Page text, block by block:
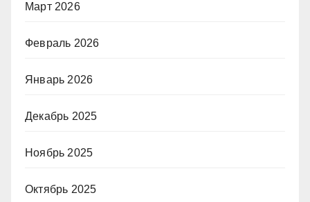
Март 2026
Февраль 2026
Январь 2026
Декабрь 2025
Ноябрь 2025
Октябрь 2025